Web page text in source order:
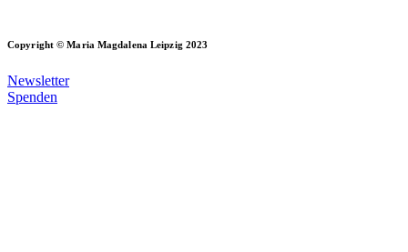
Copyright © Maria Magdalena Leipzig 2023
Newsletter
Spenden